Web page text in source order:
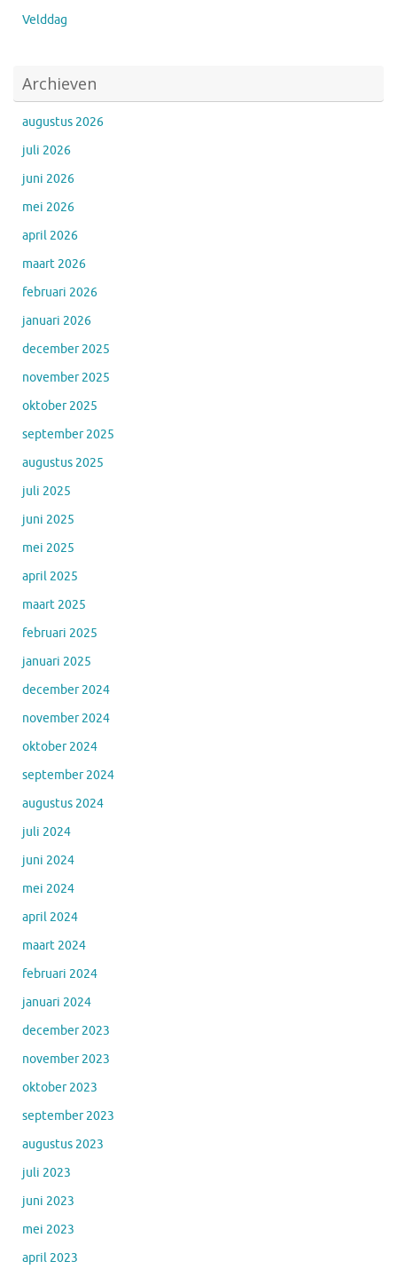
Velddag
Archieven
augustus 2026
juli 2026
juni 2026
mei 2026
april 2026
maart 2026
februari 2026
januari 2026
december 2025
november 2025
oktober 2025
september 2025
augustus 2025
juli 2025
juni 2025
mei 2025
april 2025
maart 2025
februari 2025
januari 2025
december 2024
november 2024
oktober 2024
september 2024
augustus 2024
juli 2024
juni 2024
mei 2024
april 2024
maart 2024
februari 2024
januari 2024
december 2023
november 2023
oktober 2023
september 2023
augustus 2023
juli 2023
juni 2023
mei 2023
april 2023